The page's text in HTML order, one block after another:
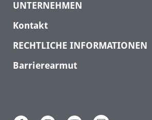
UNTERNEHMEN
Kontakt
RECHTLICHE INFORMATIONEN
Barrierearmut